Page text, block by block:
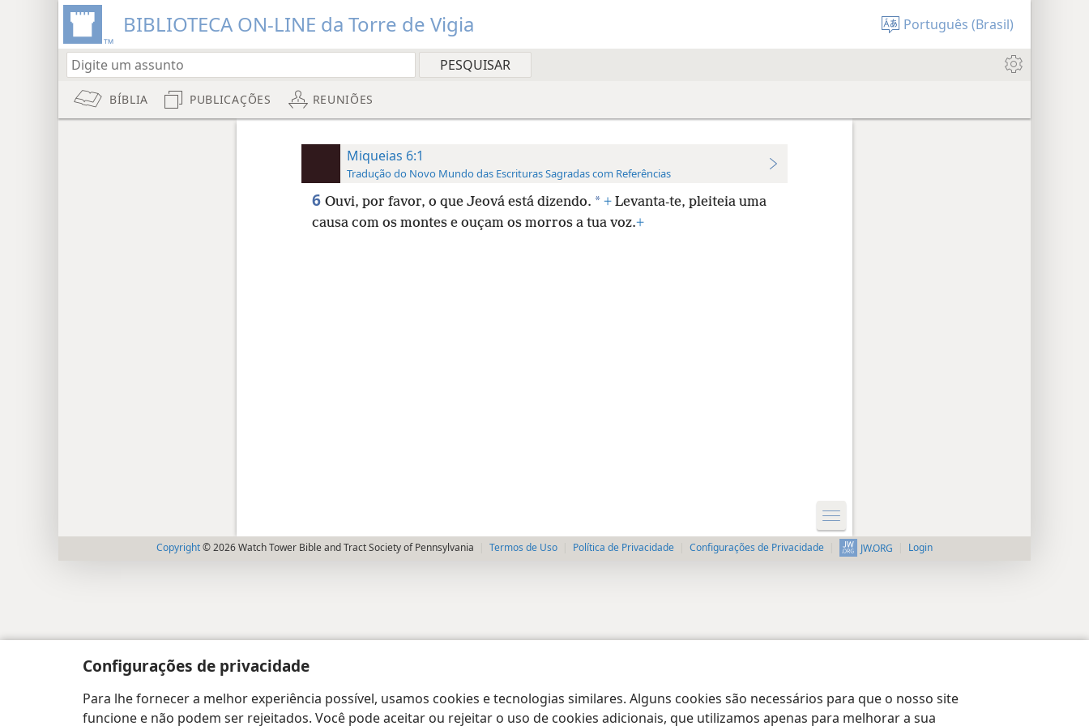
Configurações de privacidade
Para lhe fornecer a melhor experiência possível, usamos cookies e tecnologias similares. Alguns cookies são necessários para que o nosso site
funcione e não podem ser rejeitados. Você pode aceitar ou rejeitar o uso de cookies adicionais, que utilizamos apenas para melhorar a sua
BIBLIOTECA ON-LINE da Torre de Vigia Português (Brasil)
BÍBLIA PUBLICAÇÕES REUNIÕES
Miqueias 6:1
Tradução do Novo Mundo das Escrituras Sagradas com Referências
6 Ouvi, por favor, o que Jeová está dizendo. * +Levanta-te, pleiteia uma
causa com os montes e ouçam os morros a tua voz.+
Copyright© 2026 Watch Tower Bible and Tract Society of Pennsylvania Termos de Uso Política de Privacidade Configurações de Privacidade JW.ORG Login